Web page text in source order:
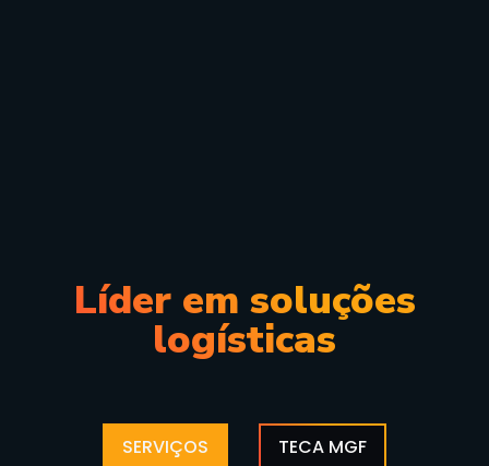
Líder em soluções
logísticas
SERVIÇOS TECA MGF